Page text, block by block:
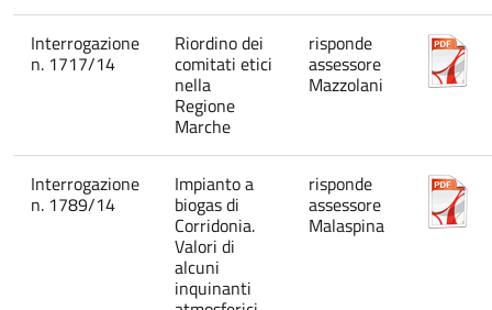
Interrogazione
n. 1717/14
Riordino dei
comitati etici
nella
Regione
Marche
risponde
assessore
Mazzolani
Interrogazione
n. 1789/14
Impianto a
biogas di
Corridonia.
Valori di
alcuni
inquinanti
risponde
assessore
Malaspina